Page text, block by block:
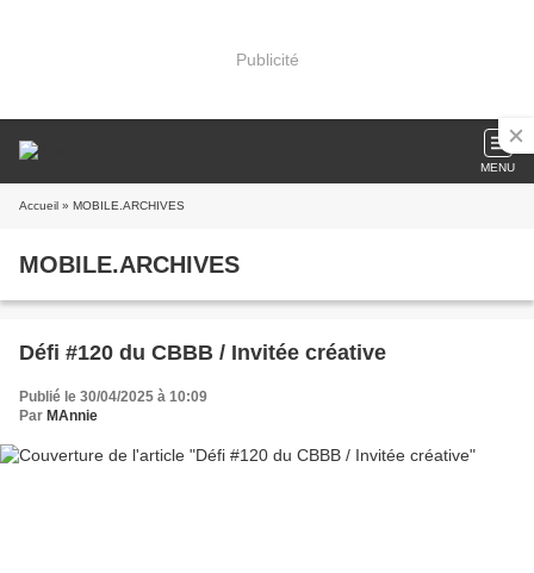
Publicité
MENU
Accueil » MOBILE.ARCHIVES
MOBILE.ARCHIVES
Défi #120 du CBBB / Invitée créative
Publié le 30/04/2025 à 10:09
Par MAnnie